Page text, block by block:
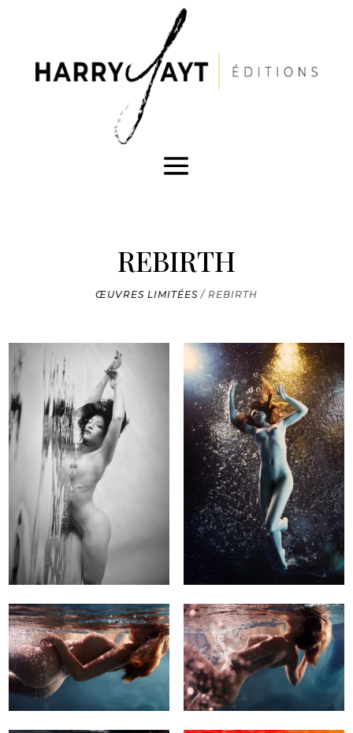
REBIRTH
ŒUVRES LIMITÉES / REBIRTH